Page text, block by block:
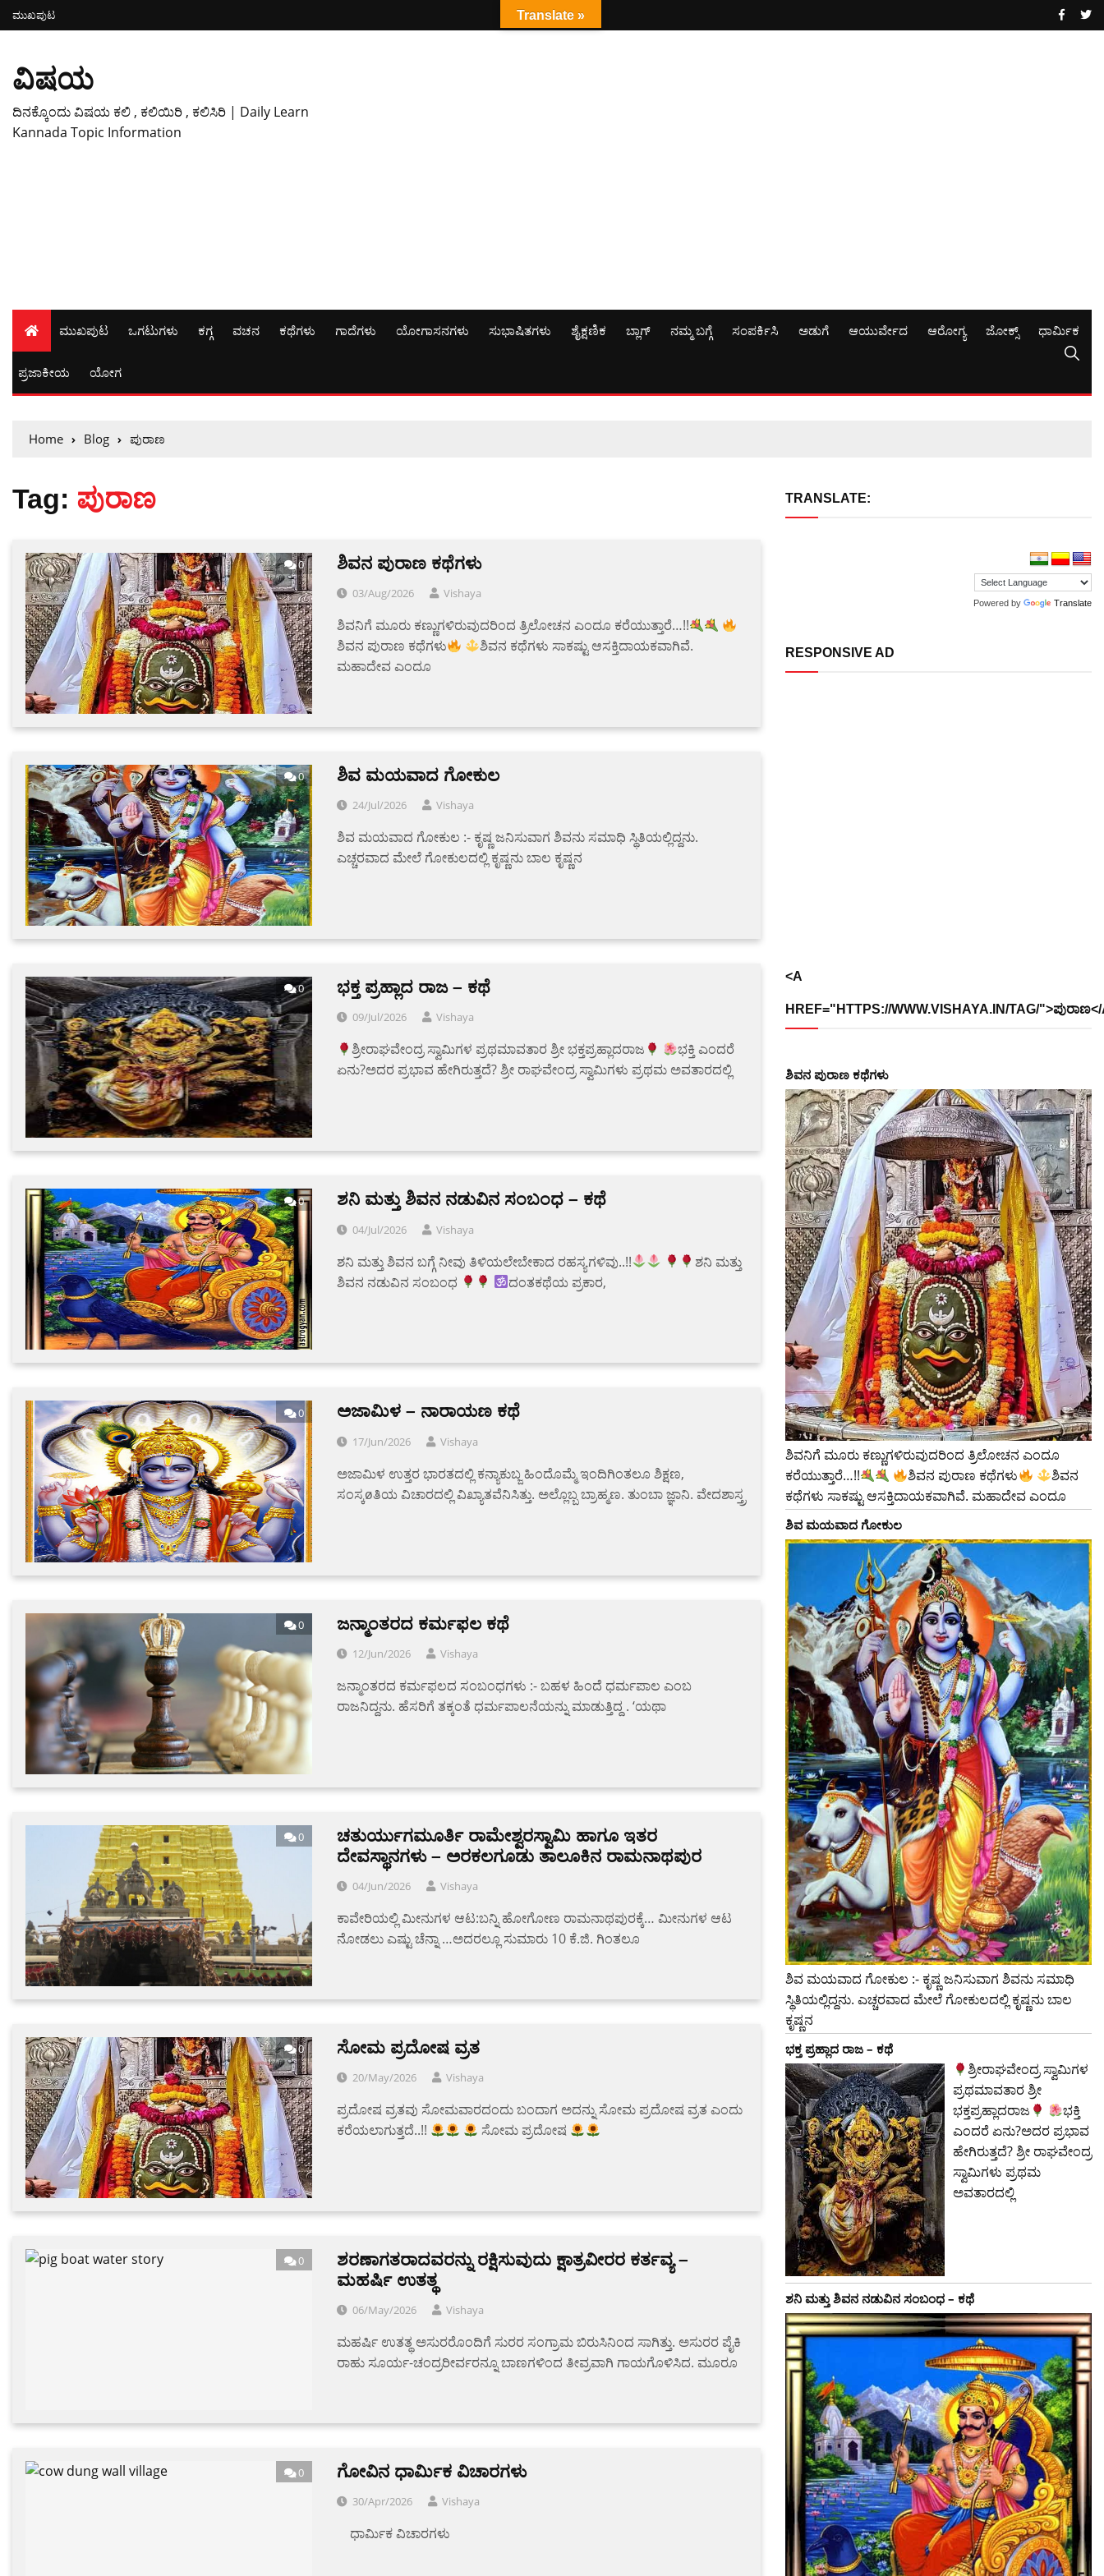
ಮುಖಪುಟ
ವಿಷಯ
ದಿನಕ್ಕೊಂದು ವಿಷಯ ಕಲಿ , ಕಲಿಯಿರಿ , ಕಲಿಸಿರಿ | Daily Learn
Kannada Topic Information
ಮುಖಪುಟ ಒಗಟುಗಳು ಕಗ್ಗ ವಚನ ಕಥೆಗಳು ಗಾದೆಗಳು ಯೋಗಾಸನಗಳು ಸುಭಾಷಿತಗಳು ಶೈಕ್ಷಣಿಕ ಬ್ಲಾಗ್ ನಮ್ಮ ಬಗ್ಗೆ ಸಂಪರ್ಕಿಸಿ ಅಡುಗೆ ಆಯುರ್ವೇದ ಆರೋಗ್ಯ ಜೋಕ್ಸ್ ಧಾರ್ಮಿಕ
ಪ್ರಜಾಕೀಯ ಯೋಗ
Home Blog ಪುರಾಣ
Tag: ಪುರಾಣ
0 ಶಿವನ ಪುರಾಣ ಕಥೆಗಳು
03/Aug/2026 Vishaya
ಶಿವನಿಗೆ ಮೂರು ಕಣ್ಣುಗಳಿರುವುದರಿಂದ ತ್ರಿಲೋಚನ ಎಂದೂ ಕರೆಯುತ್ತಾರೆ…!!
ಶಿವನ ಪುರಾಣ ಕಥೆಗಳು
ಶಿವನ ಕಥೆಗಳು ಸಾಕಷ್ಟು ಆಸಕ್ತಿದಾಯಕವಾಗಿವೆ.
ಮಹಾದೇವ ಎಂದೂ
0 ಶಿವ ಮಯವಾದ ಗೋಕುಲ
24/Jul/2026 Vishaya
ಶಿವ ಮಯವಾದ ಗೋಕುಲ :- ಕೃಷ್ಣ ಜನಿಸುವಾಗ ಶಿವನು ಸಮಾಧಿ ಸ್ಥಿತಿಯಲ್ಲಿದ್ದನು.
ಎಚ್ಚರವಾದ ಮೇಲೆ ಗೋಕುಲದಲ್ಲಿ ಕೃಷ್ಣನು ಬಾಲ ಕೃಷ್ಣನ
0 ಭಕ್ತ ಪ್ರಹ್ಲಾದ ರಾಜ – ಕಥೆ
09/Jul/2026 Vishaya
ಶ್ರೀರಾಘವೇಂದ್ರ ಸ್ವಾಮಿಗಳ ಪ್ರಥಮಾವತಾರ ಶ್ರೀ ಭಕ್ತಪ್ರಹ್ಲಾದರಾಜ
ಭಕ್ತಿ ಎಂದರೆ
ಏನು?ಅದರ ಪ್ರಭಾವ ಹೇಗಿರುತ್ತದೆ? ಶ್ರೀ ರಾಘವೇಂದ್ರ ಸ್ವಾಮಿಗಳು ಪ್ರಥಮ ಅವತಾರದಲ್ಲಿ
0 ಶನಿ ಮತ್ತು ಶಿವನ ನಡುವಿನ ಸಂಬಂಧ – ಕಥೆ
04/Jul/2026 Vishaya
ಶನಿ ಮತ್ತು ಶಿವನ ಬಗ್ಗೆ ನೀವು ತಿಳಿಯಲೇಬೇಕಾದ ರಹಸ್ಯಗಳಿವು..!!
ಶನಿ ಮತ್ತು
ಶಿವನ ನಡುವಿನ ಸಂಬಂಧ
ದಂತಕಥೆಯ ಪ್ರಕಾರ,
0 ಅಜಾಮಿಳ – ನಾರಾಯಣ ಕಥೆ
17/Jun/2026 Vishaya
ಅಜಾಮಿಳ ಉತ್ತರ ಭಾರತದಲ್ಲಿ ಕನ್ಯಾಕುಬ್ಜ ಹಿಂದೊಮ್ಮೆ ಇಂದಿಗಿಂತಲೂ ಶಿಕ್ಷಣ,
ಸಂಸ್ಕøತಿಯ ವಿಚಾರದಲ್ಲಿ ವಿಖ್ಯಾತವೆನಿಸಿತ್ತು. ಅಲ್ಲೊಬ್ಬ ಬ್ರಾಹ್ಮಣ. ತುಂಬಾ ಜ್ಞಾನಿ. ವೇದಶಾಸ್ತ್ರ
0 ಜನ್ಮಾಂತರದ ಕರ್ಮಫಲ ಕಥೆ
12/Jun/2026 Vishaya
ಜನ್ಮಾಂತರದ ಕರ್ಮಫಲದ ಸಂಬಂಧಗಳು :- ಬಹಳ ಹಿಂದೆ ಧರ್ಮಪಾಲ ಎಂಬ
ರಾಜನಿದ್ದನು. ಹೆಸರಿಗೆ ತಕ್ಕಂತೆ ಧರ್ಮಪಾಲನೆಯನ್ನು ಮಾಡುತ್ತಿದ್ದ . ‘ಯಥಾ
0
ಚತುರ್ಯುಗಮೂರ್ತಿ ರಾಮೇಶ್ವರಸ್ವಾಮಿ ಹಾಗೂ ಇತರ
ದೇವಸ್ಥಾನಗಳು – ಅರಕಲಗೂಡು ತಾಲೂಕಿನ ರಾಮನಾಥಪುರ
04/Jun/2026 Vishaya
ಕಾವೇರಿಯಲ್ಲಿ ಮೀನುಗಳ ಆಟ:ಬನ್ನಿ ಹೋಗೋಣ ರಾಮನಾಥಪುರಕ್ಕೆ… ಮೀನುಗಳ ಆಟ
ನೋಡಲು ಎಷ್ಟು ಚೆನ್ನಾ …ಅದರಲ್ಲೂ ಸುಮಾರು 10 ಕೆ.ಜಿ. ಗಿಂತಲೂ
0 ಸೋಮ ಪ್ರದೋಷ ವ್ರತ
20/May/2026 Vishaya
ಪ್ರದೋಷ ವ್ರತವು ಸೋಮವಾರದಂದು ಬಂದಾಗ ಅದನ್ನು ಸೋಮ ಪ್ರದೋಷ ವ್ರತ ಎಂದು
ಕರೆಯಲಾಗುತ್ತದೆ..!!
ಸೋಮ ಪ್ರದೋಷ
0
ಶರಣಾಗತರಾದವರನ್ನು ರಕ್ಷಿಸುವುದು ಕ್ಷಾತ್ರವೀರರ ಕರ್ತವ್ಯ –
ಮಹರ್ಷಿ ಉತತ್ಥ
06/May/2026 Vishaya
ಮಹರ್ಷಿ ಉತತ್ಥ ಅಸುರರೊಂದಿಗೆ ಸುರರ ಸಂಗ್ರಾಮ ಬಿರುಸಿನಿಂದ ಸಾಗಿತ್ತು. ಅಸುರರ ಪೈಕಿ
ರಾಹು ಸೂರ್ಯ-ಚಂದ್ರರೀರ್ವರನ್ನೂ ಬಾಣಗಳಿಂದ ತೀವ್ರವಾಗಿ ಗಾಯಗೊಳಿಸಿದ. ಮೂರೂ
0 ಗೋವಿನ ಧಾರ್ಮಿಕ ವಿಚಾರಗಳು
30/Apr/2026 Vishaya
‌ ‌‌‌ ‌ ‌ ‌ಧಾರ್ಮಿಕ ವಿಚಾರಗಳು
TRANSLATE:
Powered by Translate
RESPONSIVE AD
<A
HREF="HTTPS://WWW.VISHAYA.IN/TAG/
ಶಿವನ ಪುರಾಣ ಕಥೆಗಳು
ಶಿವನಿಗೆ ಮೂರು ಕಣ್ಣುಗಳಿರುವುದರಿಂದ ತ್ರಿಲೋಚನ ಎಂದೂ
ಕರೆಯುತ್ತಾರೆ…!!
ಶಿವನ ಪುರಾಣ ಕಥೆಗಳು
ಶಿವನ
ಕಥೆಗಳು ಸಾಕಷ್ಟು ಆಸಕ್ತಿದಾಯಕವಾಗಿವೆ. ಮಹಾದೇವ ಎಂದೂ
ಶಿವ ಮಯವಾದ ಗೋಕುಲ
ಶಿವ ಮಯವಾದ ಗೋಕುಲ :- ಕೃಷ್ಣ ಜನಿಸುವಾಗ ಶಿವನು ಸಮಾಧಿ
ಸ್ಥಿತಿಯಲ್ಲಿದ್ದನು. ಎಚ್ಚರವಾದ ಮೇಲೆ ಗೋಕುಲದಲ್ಲಿ ಕೃಷ್ಣನು ಬಾಲ
ಕೃಷ್ಣನ
ಭಕ್ತ ಪ್ರಹ್ಲಾದ ರಾಜ – ಕಥೆ
ಶ್ರೀರಾಘವೇಂದ್ರ ಸ್ವಾಮಿಗಳ
ಪ್ರಥಮಾವತಾರ ಶ್ರೀ
ಭಕ್ತಪ್ರಹ್ಲಾದರಾಜ
ಭಕ್ತಿ
ಎಂದರೆ ಏನು?ಅದರ ಪ್ರಭಾವ
ಹೇಗಿರುತ್ತದೆ? ಶ್ರೀ ರಾಘವೇಂದ್ರ
ಸ್ವಾಮಿಗಳು ಪ್ರಥಮ
ಅವತಾರದಲ್ಲಿ
ಶನಿ ಮತ್ತು ಶಿವನ ನಡುವಿನ ಸಂಬಂಧ – ಕಥೆ
Translate »